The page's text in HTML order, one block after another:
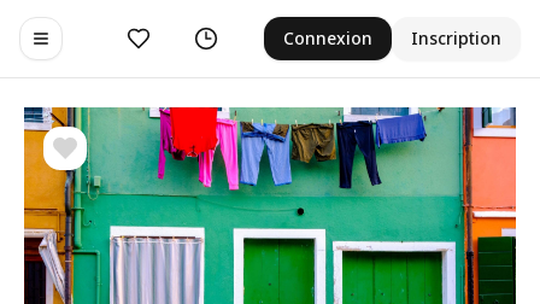
Toggle navigation menu
Aimer Historique Connexion Inscription